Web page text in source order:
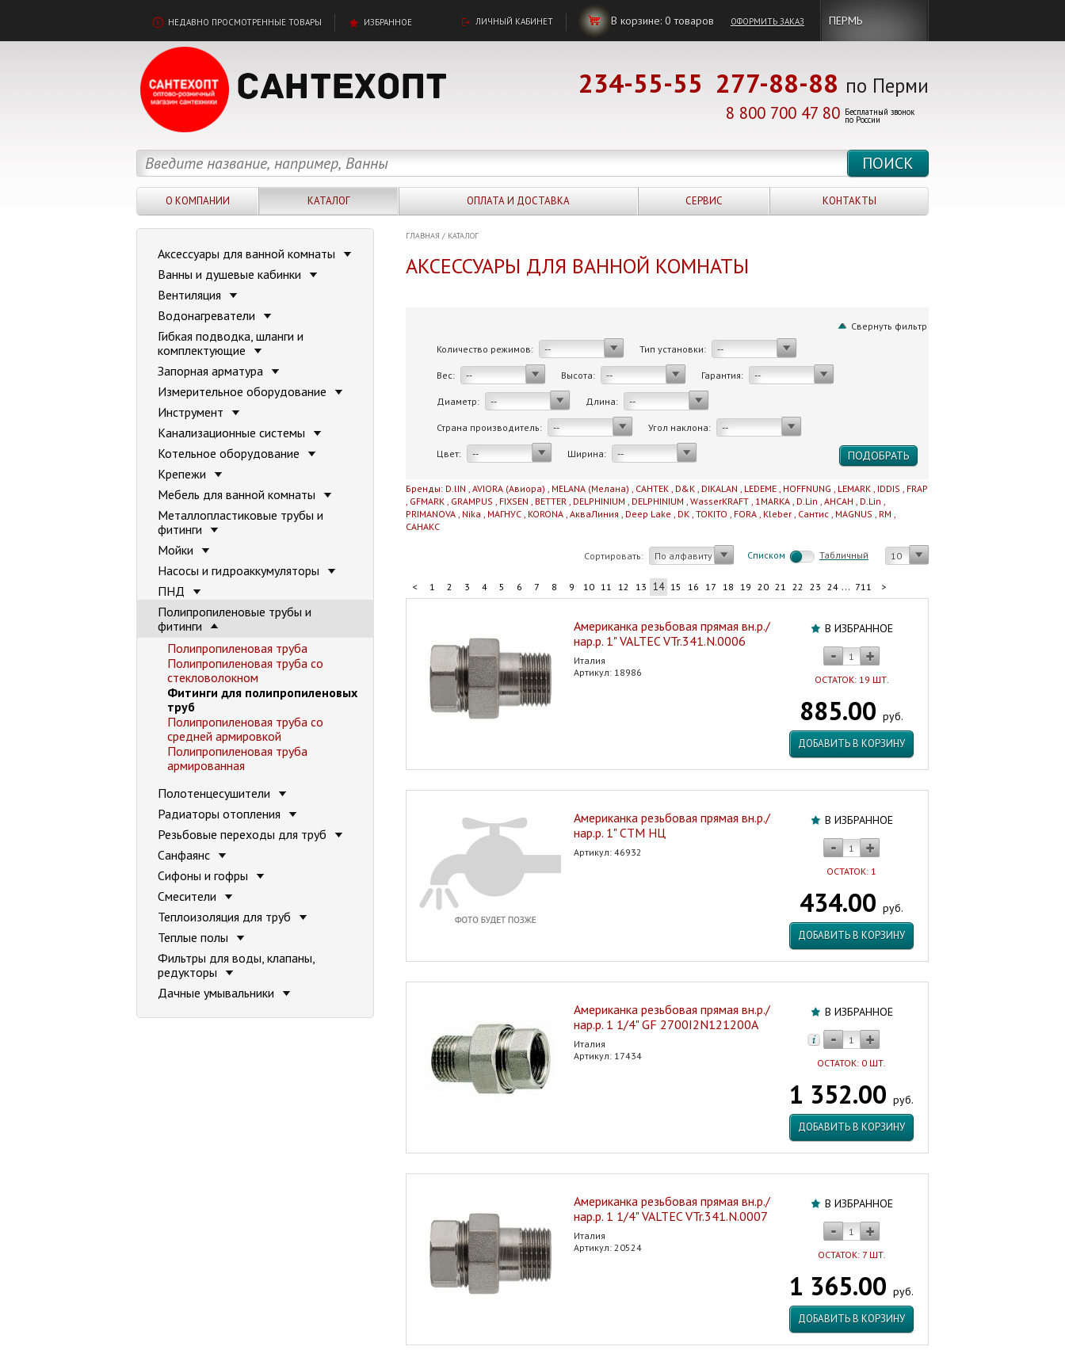
НЕДАВНО ПРОСМОТРЕННЫЕ ТОВАРЫ ИЗБРАННОЕ ЛИЧНЫЙ КАБИНЕТ В корзине: 0товаров ОФОРМИТЬ ЗАКАЗ ПЕРМЬ
234-55-55 277-88-88 по Перми
8 800 700 47 80 Бесплатный звонок
по России
О КОМПАНИИ КАТАЛОГ ОПЛАТА И ДОСТАВКА СЕРВИС КОНТАКТЫ
ГЛАВНАЯ / КАТАЛОГ
АКСЕССУАРЫ ДЛЯ ВАННОЙ КОМНАТЫ
Свернуть фильтр
Количество режимов:
-- Тип установки: --
Вес: -- Высота: -- Гарантия: --
Диаметр: -- Длина: --
Страна производитель: -- Угол наклона: --
Цвет: -- Ширина: --
Бренды: D.lIN , AVIORA (Авиора) , MELANA (Мелана) , САНТЕК , D&K , DIKALAN , LEDEME , HOFFNUNG , LEMARK , IDDIS , FRAP
, GFMARK , GRAMPUS , FIXSEN , BETTER , DELPHINIUM , DELPHINIUM , WasserKRAFT , 1MARKA , D.Lin , AHCAH , D.Lin ,
PRIMANOVA , Nika , МАГНУС , KORONA , АкваЛиния , Deep Lake , DK , TOKITO , FORA , Kleber , Сантис , MAGNUS , RM ,
САНАКС
Сортировать: По алфавиту Cписком Табличный 10
< 1 2 3 4 5 6 7 8 9 10 11 12 13 14 15 16 17 18 19 20 21 22 23 24 ... 711 >
В ИЗБРАННОЕ
ОСТАТОК: 19 ШТ.
885.00 руб.
ДОБАВИТЬ В КОРЗИНУ
Американка резьбовая прямая вн.р./
нар.р. 1" VALTEC VTr.341.N.0006
Италия
Артикул: 18986
В ИЗБРАННОЕ
ОСТАТОК: 1
434.00 руб.
ДОБАВИТЬ В КОРЗИНУ
Американка резьбовая прямая вн.р./
нар.р. 1" СТМ НЦ
Артикул: 46932
В ИЗБРАННОЕ
ОСТАТОК: 0 ШТ.
1 352.00 руб.
ДОБАВИТЬ В КОРЗИНУ
Американка резьбовая прямая вн.р./
нар.р. 1 1/4" GF 2700I2N121200A
Италия
Артикул: 17434
В ИЗБРАННОЕ
ОСТАТОК: 7 ШТ.
1 365.00 руб.
ДОБАВИТЬ В КОРЗИНУ
Американка резьбовая прямая вн.р./
нар.р. 1 1/4" VALTEC VTr.341.N.0007
Италия
Артикул: 20524
Аксессуары для ванной комнаты
Ванны и душевые кабинки
Вентиляция
Водонагреватели
Гибкая подводка, шланги и
комплектующие
Запорная арматура
Измерительное оборудование
Инструмент
Канализационные системы
Котельное оборудование
Крепежи
Мебель для ванной комнаты
Металлопластиковые трубы и
фитинги
Мойки
Насосы и гидроаккумуляторы
ПНД
Полипропиленовые трубы и
фитинги
Полипропиленовая труба
Полипропиленовая труба со
стекловолокном
Фитинги для полипропиленовых
труб
Полипропиленовая труба со
средней армировкой
Полипропиленовая труба
армированная
Полотенцесушители
Радиаторы отопления
Резьбовые переходы для труб
Санфаянс
Сифоны и гофры
Смесители
Теплоизоляция для труб
Теплые полы
Фильтры для воды, клапаны,
редукторы
Дачные умывальники